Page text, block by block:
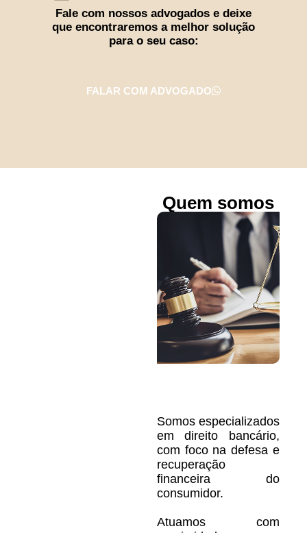
Fale com nossos advogados e deixe
que encontraremos a melhor solução
para o seu caso:
FALAR COM ADVOGADO
Quem somos
Somos especializados
em direito bancário,
com foco na defesa e
recuperação
financeira do
consumidor.
Atuamos com